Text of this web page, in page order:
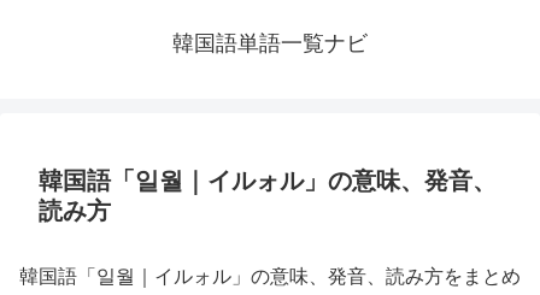
韓国語単語一覧ナビ
韓国語「일월｜イルォル」の意味、発音、
読み方
韓国語「일월｜イルォル」の意味、発音、読み方をまとめ